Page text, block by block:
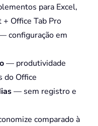
para Excel,
Office Tab Pro
configuração em
— produtividade
do Office
— sem registro e
comparado à